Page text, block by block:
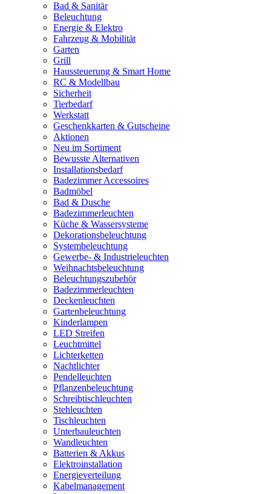
Bad & Sanitär
Beleuchtung
Energie & Elektro
Fahrzeug & Mobilität
Garten
Grill
Haussteuerung & Smart Home
RC & Modellbau
Sicherheit
Tierbedarf
Werkstatt
Geschenkkarten & Gutscheine
Aktionen
Neu im Sortiment
Bewusste Alternativen
Installationsbedarf
Badezimmer Accessoires
Badmöbel
Bad & Dusche
Badezimmerleuchten
Küche & Wassersysteme
Dekorationsbeleuchtung
Systembeleuchtung
Gewerbe- & Industrieleuchten
Weihnachtsbeleuchtung
Beleuchtungszubehör
Badezimmerleuchten
Deckenleuchten
Gartenbeleuchtung
Kinderlampen
LED Streifen
Leuchtmittel
Lichterketten
Nachtlichter
Pendelleuchten
Pflanzenbeleuchtung
Schreibtischleuchten
Stehleuchten
Tischleuchten
Unterbauleuchten
Wandleuchten
Batterien & Akkus
Elektroinstallation
Energieverteilung
Kabelmanagement